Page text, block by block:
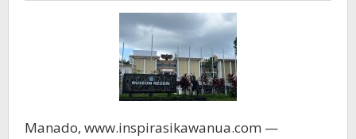
Manado, www.inspirasikawanua.com —